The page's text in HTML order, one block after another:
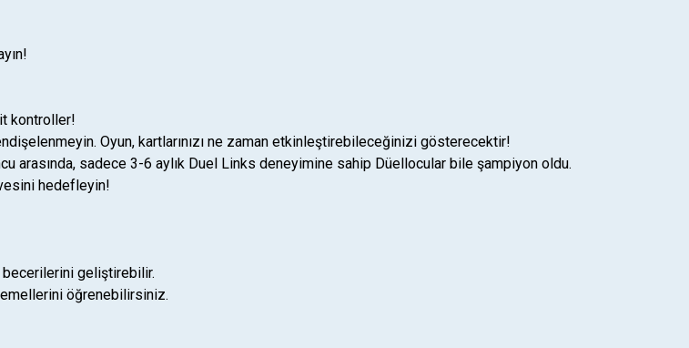
kontroller!
Oyun, kartlarınızı ne zaman etkinleştirebileceğinizi gösterecektir!
arasında, sadece 3-6 aylık Duel Links deneyimine sahip Düellocular bile şampiyon oldu.
hedefleyin!
becerilerini geliştirebilir.
öğrenebilirsiniz.